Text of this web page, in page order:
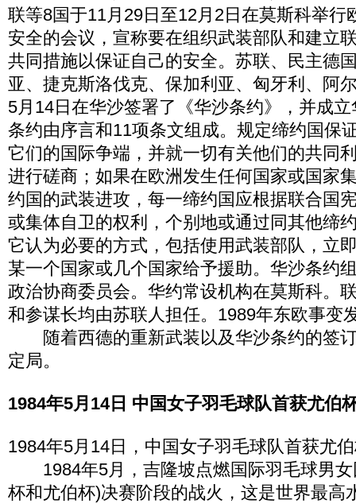
联等8国于11月29日至12月2日在莫斯科举行
安全的会议，宣称要在组织武装部队和建立
共同措施以保证自己的安全。苏联、民主德
亚、捷克斯洛伐克、保加利亚、匈牙利、阿
5月14日在华沙签署了《华沙条约》，并成
条约由序言和11项条文组成。规定缔约国保
它们的国际争端，并就一切有关他们的共同
进行磋商；如果在欧洲发生任何国家或国家
约国的武装进攻，每一缔约国应根据联合国
或集体自卫的权利，个别地或通过同其他缔
它认为必要的方式，包括使用武装部队，立
某一个国家或几个国家给予援助。华沙条约
政治协商委员会。华约常设机构在莫斯科。
和参谋长均由苏联人担任。1989年东欧事变
随着西德的重新武装以及华沙条约的签
定局。
1984年5月14日 中国女子羽毛球队首获尤伯
1984年5月14日，中国女子羽毛球队首获尤
1984年5月，吉隆坡点燃国际羽毛球男女
杯和尤伯杯)决赛阶段的战火，这是世界最高